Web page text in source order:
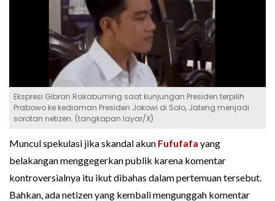
Ekspresi Gibran Rakabuming saat kunjungan Presiden terpilih
Prabowo ke kediaman Presiden Jokowi di Solo, Jateng menjadi
sorotan netizen. (tangkapan layar/X)
Muncul spekulasi jika skandal akun Fufufafa yang
belakangan menggegerkan publik karena komentar
kontroversialnya itu ikut dibahas dalam pertemuan tersebut.
Bahkan, ada netizen yang kembali mengunggah komentar